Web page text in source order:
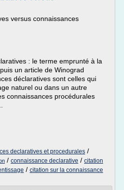
versus connaissances
: le terme emprunté à la
un article de Winograd
déclaratives sont celles qui
naturel ou dans un autre
connaissances procédurales
declaratives et procedurales /
/ connaissance declarative / citation
/ citation sur la connaissance